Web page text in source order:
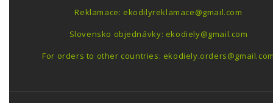
Reklamace: ekodilyreklamace@gmail.com
Slovensko objednávky: ekodiely@gmail.com
For orders to other countries: